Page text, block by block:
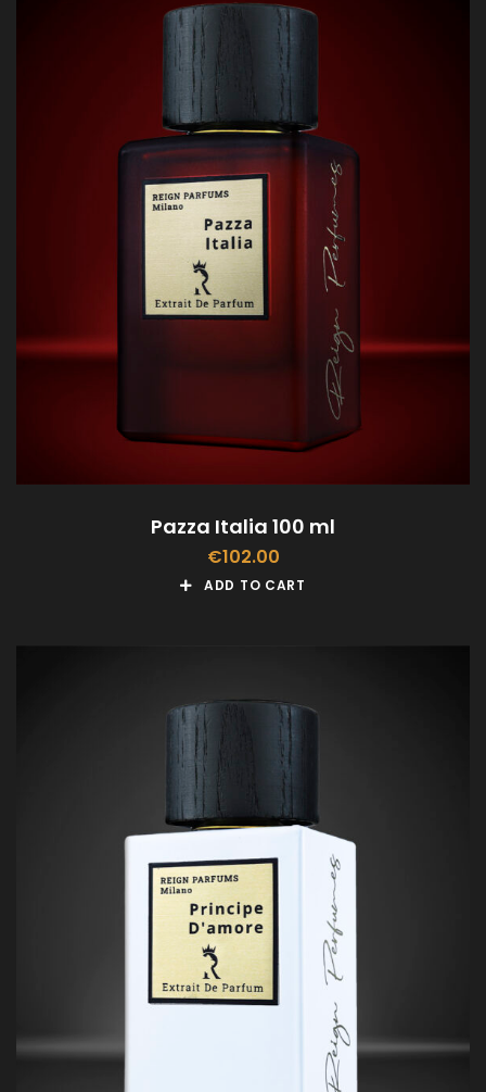
Pazza Italia 100 ml
€102.00
ADD TO CART